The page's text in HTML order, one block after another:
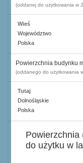
(oddanej do użytkowania w
Wieś
Województwo
Polska
Powierzchnia budynku
(oddanego do użytkowania
Tutaj
Dolnośląskie
Polska
Powierzchnia
do użytku w